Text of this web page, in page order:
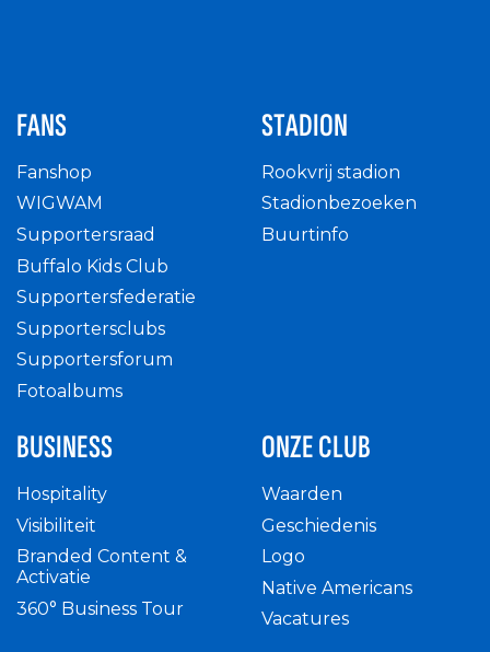
FANS
Fanshop
WIGWAM
Supportersraad
Buffalo Kids Club
Supportersfederatie
Supportersclubs
Supportersforum
Fotoalbums
STADION
Rookvrij stadion
Stadionbezoeken
Buurtinfo
BUSINESS
Hospitality
Visibiliteit
Branded Content &
Activatie
360° Business Tour
ONZE CLUB
Waarden
Geschiedenis
Logo
Native Americans
Vacatures